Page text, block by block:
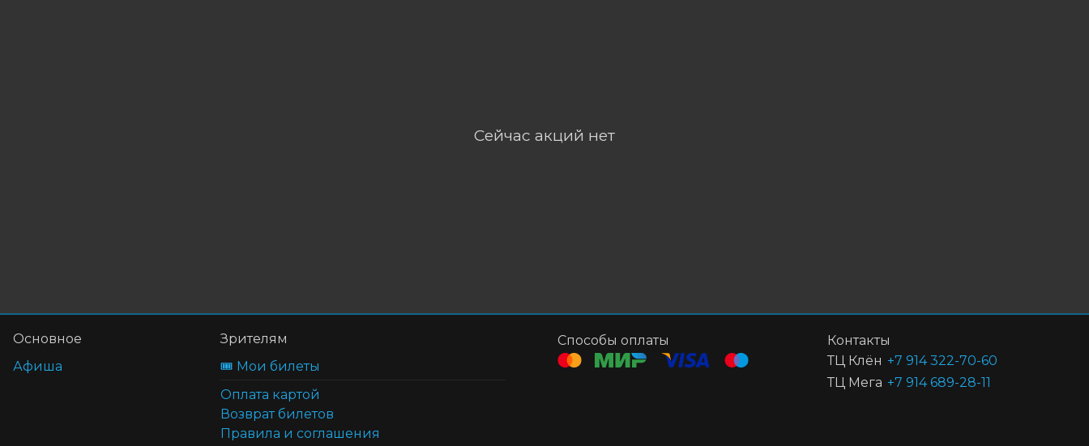
Сейчас акций нет
Основное
Афиша
Зрителям
🎟️ Мои билеты
Оплата картой
Возврат билетов
Правила и соглашения
Способы оплаты
Контакты
ТЦ Клён +7 914 322-70-60
ТЦ Мега +7 914 689-28-11